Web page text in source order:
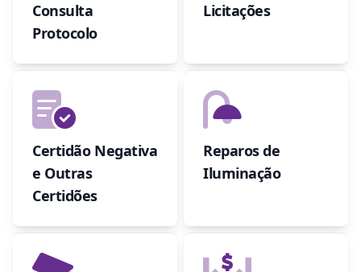
Consulta
Protocolo
Licitações
Certidão Negativa
e Outras
Certidões
Reparos de
Iluminação